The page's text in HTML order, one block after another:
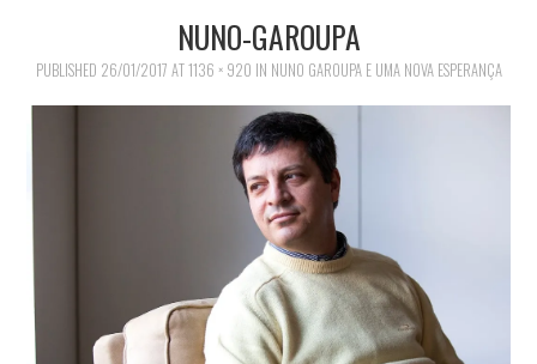
NUNO-GAROUPA
PUBLISHED 26/01/2017 AT1136 × 920 IN NUNO GAROUPA E UMA NOVA ESPERANÇA